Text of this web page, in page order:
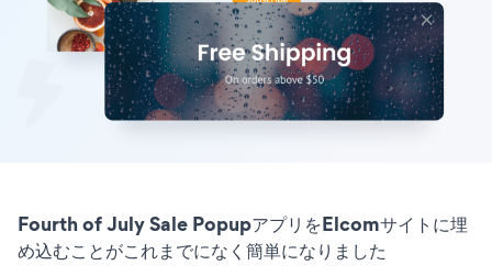
Fourth of July Sale PopupアプリをElcomサイトに埋
め込むことがこれまでになく簡単になりました